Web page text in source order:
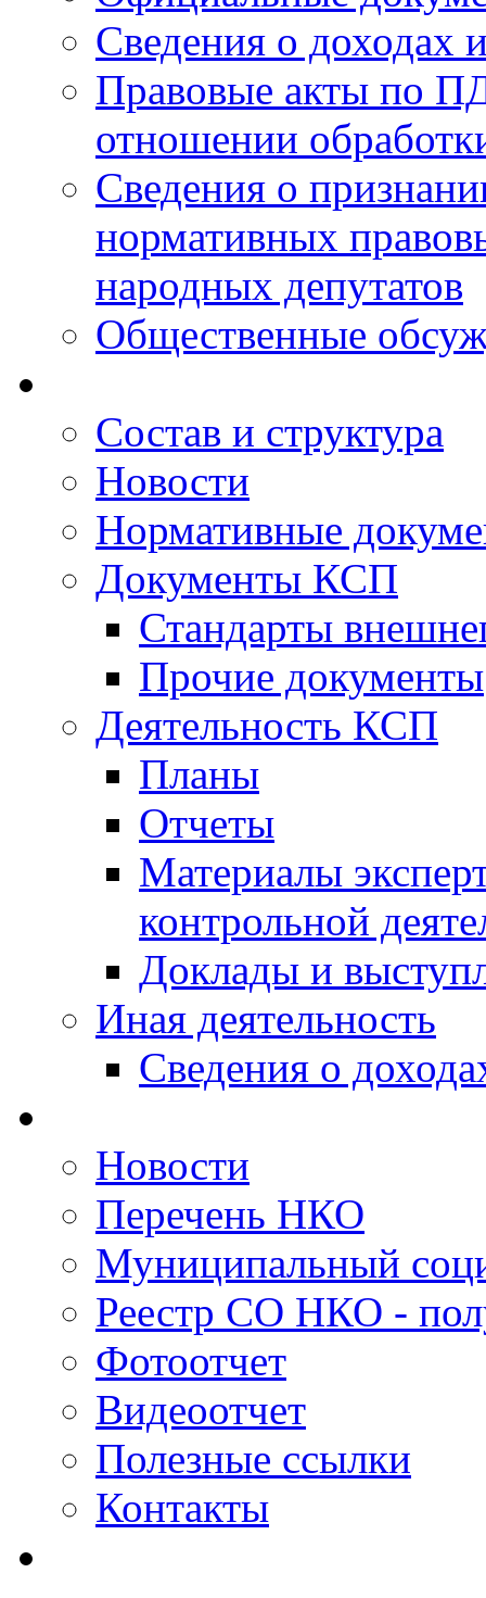
Сведения о доходах
Правовые акты по
отношении
Сведения о
нормативных
народных депутатов
Общественные
Состав и структура
Новости
Нормативные
Документы КСП
Стандарты
Прочие документы
Деятельность КСП
Планы
Отчеты
Материалы
контрольной
Доклады и
Иная деятельность
Сведения о
Новости
Перечень НКО
Муниципальный
Реестр СО НКО -
Фотоотчет
Видеоотчет
Полезные ссылки
Контакты